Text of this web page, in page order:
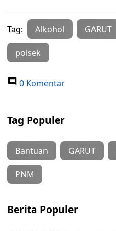
Tag: Alkohol GARUT
polsek
0 Komentar
Tag Populer
Bantuan GARUT
PNM
Berita Populer